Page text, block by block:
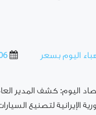
اليوم بسعر
اليوم: كشف المدير
الإيرانية لتصنيع